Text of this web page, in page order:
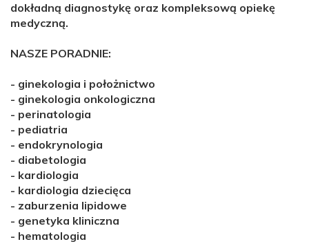
dokładną diagnostykę oraz kompleksową opiekę
medyczną.
NASZE PORADNIE:
- ginekologia i położnictwo
- ginekologia onkologiczna
- perinatologia
- pediatria
- endokrynologia
- diabetologia
- kardiologia
- kardiologia dziecięca
- zaburzenia lipidowe
- genetyka kliniczna
- hematologia